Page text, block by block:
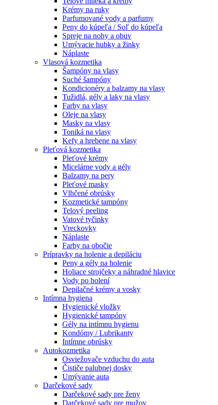
Krémy na ruky
Parfumované vody a parfumy
Peny do kúpeľa / Soľ do kúpeľa
Spreje na nohy a obuv
Umývacie hubky a žinky
Náplaste
Vlasová kozmetika
Šampóny na vlasy
Suché šampóny
Kondicionéry a balzamy na vlasy
Tužidlá, gély a laky na vlasy
Farby na vlasy
Oleje na vlasy
Masky na vlasy
Toniká na vlasy
Kefy a hrebene na vlasy
Pleťová kozmetika
Pleťové krémy
Micelárne vody a gély
Balzamy na pery
Pleťové masky
Vlhčené obrúsky
Kozmetické tampóny
Telový peeling
Vatové tyčinky
Vreckovky
Náplaste
Farby na obočie
Prípravky na holenie a depiláciu
Peny a gély na holenie
Holiace strojčeky a náhradné hlavice
Vody po holení
Depilačné krémy a vosky
Intímna hygiena
Hygienické vložky
Hygienické tampóny
Gély na intímnu hygienu
Kondómy / Lubrikanty
Intímne obrúsky
Autokozmetika
Osviežovače vzduchu do auta
Čističe palubnej dosky
Umývanie auta
Darčekové sady
Darčekové sady pre ženy
Darčekové sady pre mužov